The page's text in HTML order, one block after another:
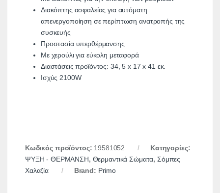
Διακόπτης ασφαλείας για αυτόματη
απενεργοποίηση σε περίπτωση ανατροπής της
συσκευής
Προστασία υπερθέρμανσης
Με χερούλι για εύκολη μεταφορά
Διαστάσεις προϊόντος: 34, 5 x 17 x 41 εκ.
Ισχύς 2100W
Κωδικός προϊόντος: 19581052
Κατηγορίες:
ΨΥΞΗ - ΘΕΡΜΑΝΣΗ, Θερμαντικά Σώματα, Σόμπες
Χαλαζία
Brand: Primo